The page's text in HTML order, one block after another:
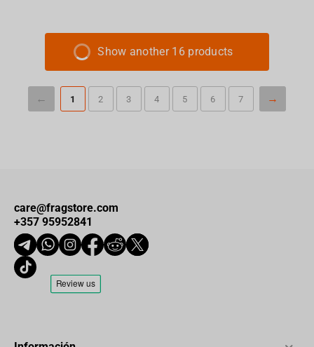
Show another 16 products
1 2 3 4 5 6 7
care@fragstore.com
+357 95952841